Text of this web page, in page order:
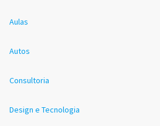
Aulas
Autos
Consultoria
Design e Tecnologia